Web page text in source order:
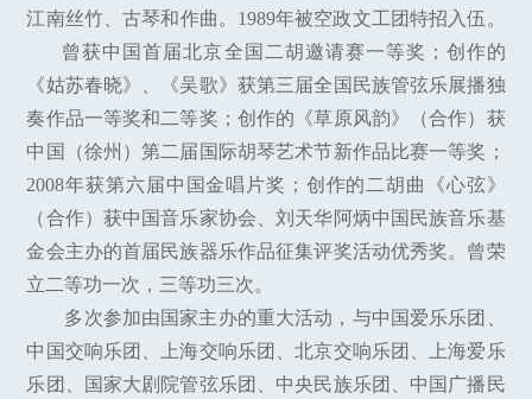
江南丝竹、古琴和作曲。1989年被空政文工团特招入伍。
曾获中国首届北京全国二胡邀请赛一等奖；创作的
《姑苏春晓》、《吴歌》获第三届全国民族管弦乐展播独
奏作品一等奖和二等奖；创作的《草原风韵》（合作）获
中国（徐州）第二届国际胡琴艺术节新作品比赛一等奖；
2008年获第六届中国金唱片奖；创作的二胡曲《心弦》
（合作）获中国音乐家协会、刘天华阿炳中国民族音乐基
金会主办的首届民族器乐作品征集评奖活动优秀奖。曾荣
立二等功一次，三等功三次。
多次参加由国家主办的重大活动，与中国爱乐乐团、
中国交响乐团、上海交响乐团、北京交响乐团、上海爱乐
乐团、国家大剧院管弦乐团、中央民族乐团、中国广播民